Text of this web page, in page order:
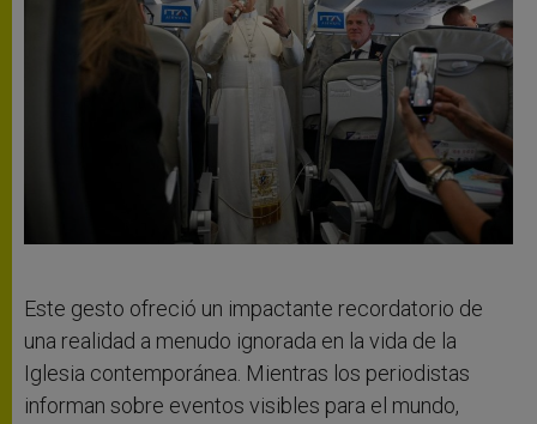
Este gesto ofreció un impactante recordatorio de
una realidad a menudo ignorada en la vida de la
Iglesia contemporánea. Mientras los periodistas
informan sobre eventos visibles para el mundo,